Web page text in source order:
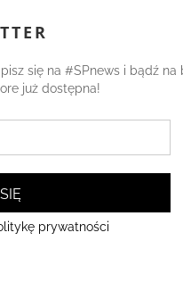
się na #SPnews i bądź na
już dostępna!
prywatności